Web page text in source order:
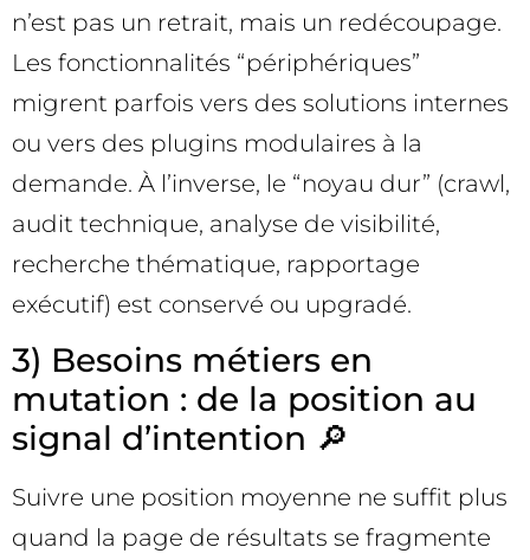
n’est pas un retrait, mais un redécoupage.
Les fonctionnalités “périphériques”
migrent parfois vers des solutions internes
ou vers des plugins modulaires à la
demande. À l’inverse, le “noyau dur” (crawl,
audit technique, analyse de visibilité,
recherche thématique, rapportage
exécutif) est conservé ou upgradé.
3) Besoins métiers en
mutation : de la position au
signal d’intention 🔎
Suivre une position moyenne ne suffit plus
quand la page de résultats se fragmente